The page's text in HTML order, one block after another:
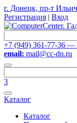
г. Донецк, пр-т
Регистрация | Вход
+7 (949) 361-77-36 —
email: mail@cc-dn.ru
3
Каталог
Каталог